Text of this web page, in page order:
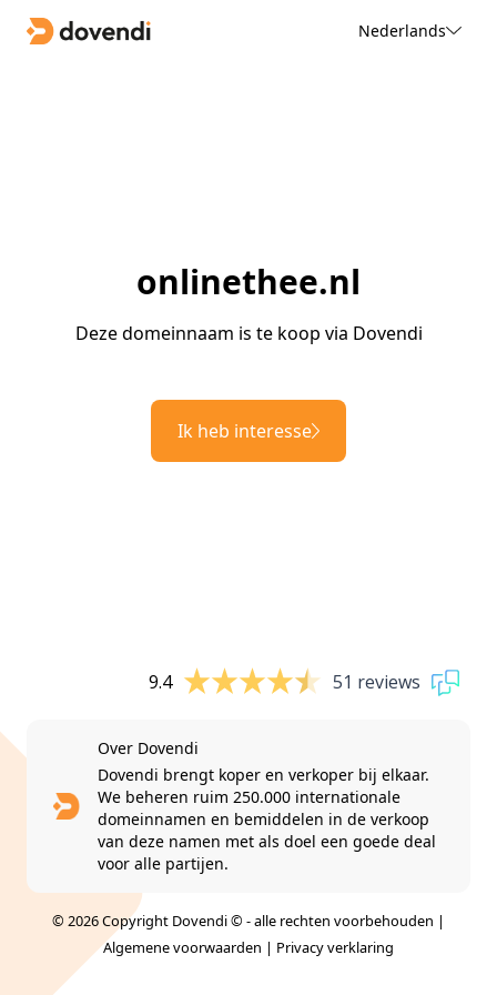
Nederlands
onlinethee.nl
Deze domeinnaam is te koop via Dovendi
Ik heb interesse
9.4 51 reviews
Over Dovendi
Dovendi brengt koper en verkoper bij elkaar.
We beheren ruim 250.000 internationale
domeinnamen en bemiddelen in de verkoop
van deze namen met als doel een goede deal
voor alle partijen.
© 2026 Copyright Dovendi © - alle rechten voorbehouden |
Algemene voorwaarden | Privacy verklaring